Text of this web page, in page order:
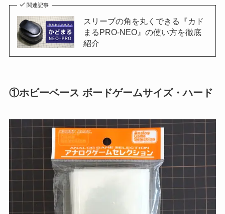
関連記事
スリーブの角を丸くできる『カド
まるPRO-NEO』の使い方を徹底
紹介
①ホビーベース ボードゲームサイズ・ハード